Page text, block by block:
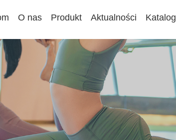
O nas Produkt Aktualności Katalog